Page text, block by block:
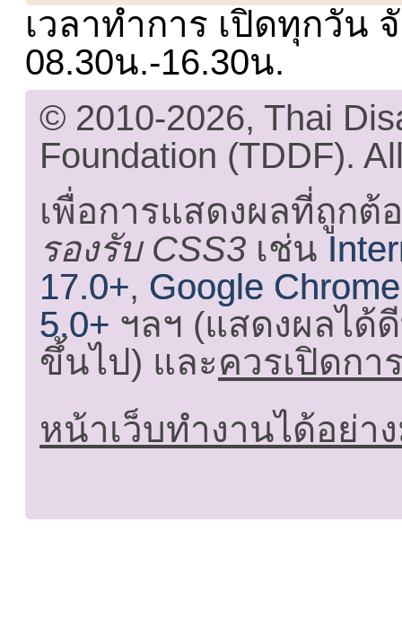
เวลาทำการ เปิดทุกวัน
08.30น.-16.30น.
© 2010-2026, Thai
Foundation (TDDF).
เพื่อการแสดงผลที่ถูกต้
รองรับ CSS3 เช่น
17.0+, Google
5.0+ ฯลฯ (แสดงผลได้
ขึ้นไป) และควรเปิดกา
หน้าเว็บทำงานได้อย่า